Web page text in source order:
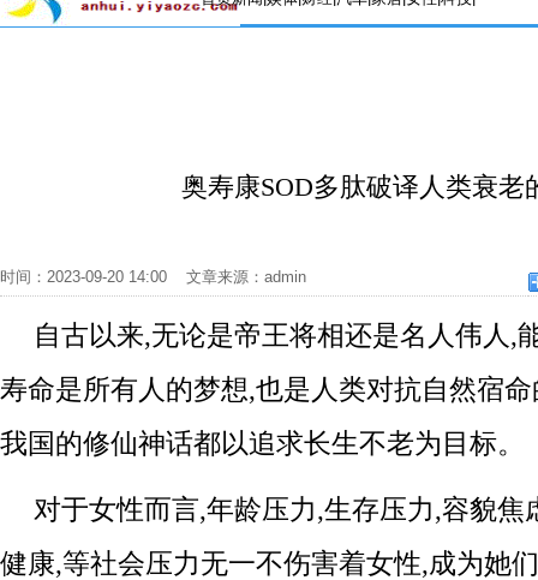
奥寿康SOD多肽破译人类衰老
时间：2023-09-20 14:00 文章来源：admin
自古以来,无论是帝王将相还是名人伟人,
寿命是所有人的梦想,也是人类对抗自然宿
我国的修仙神话都以追求长生不老为目标。
对于女性而言,年龄压力,生存压力,容貌焦
健康,等社会压力无一不伤害着女性,成为她